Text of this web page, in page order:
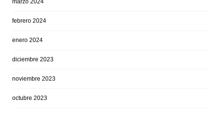
febrero 2024
enero 2024
diciembre 2023
noviembre 2023
octubre 2023